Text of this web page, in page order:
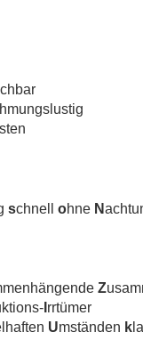
schnell ohne N
Z
rrtümer
Umständen k